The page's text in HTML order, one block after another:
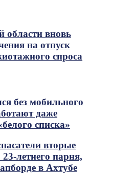
области вновь
на отпуск
спроса
без мобильного
даже
списка»
вторые
летнего парня,
в Ахтубе